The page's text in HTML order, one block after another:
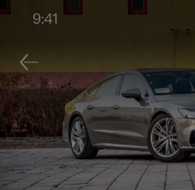
来汽车之家App
大尺寸，大空间，大
tgyd328
2026-07-08 发布于河北
2026款 235km 四驱乾崑尊享版